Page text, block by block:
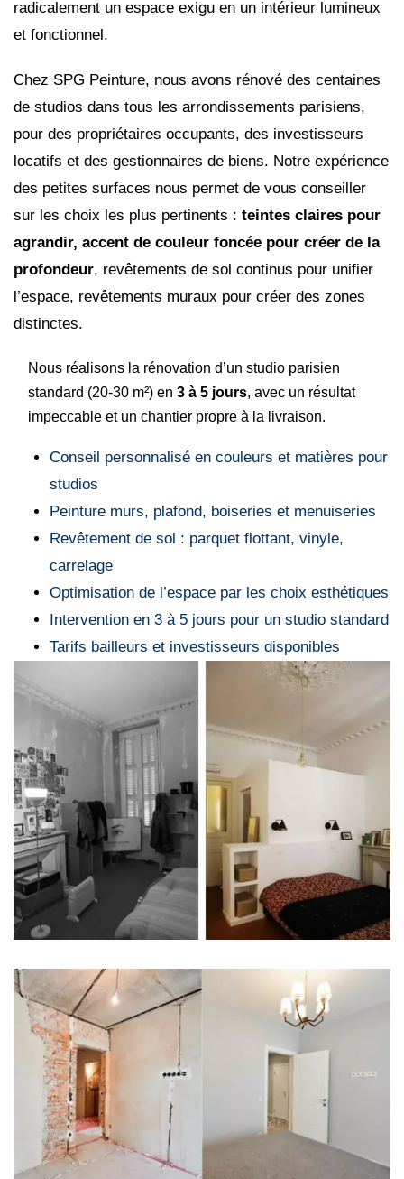
radicalement un espace exigu en un intérieur lumineux
et fonctionnel.
Chez SPG Peinture, nous avons rénové des centaines
de studios dans tous les arrondissements parisiens,
pour des propriétaires occupants, des investisseurs
locatifs et des gestionnaires de biens. Notre expérience
des petites surfaces nous permet de vous conseiller
sur les choix les plus pertinents : teintes claires pour
agrandir, accent de couleur foncée pour créer de la
profondeur, revêtements de sol continus pour unifier
l’espace, revêtements muraux pour créer des zones
distinctes.
Nous réalisons la rénovation d’un studio parisien
standard (20-30 m²) en 3 à 5 jours, avec un résultat
impeccable et un chantier propre à la livraison.
Conseil personnalisé en couleurs et matières pour
studios
Peinture murs, plafond, boiseries et menuiseries
Revêtement de sol : parquet flottant, vinyle,
carrelage
Optimisation de l’espace par les choix esthétiques
Intervention en 3 à 5 jours pour un studio standard
Tarifs bailleurs et investisseurs disponibles